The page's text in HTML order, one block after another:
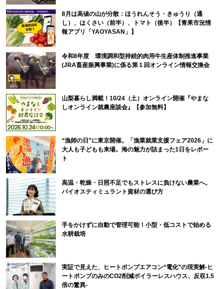
8月は高値の山が分散：ほうれんそう・きゅうり（通
し）、はくさい（前半）、トマト（後半）【青果市況情
報アプリ「YAOYASAN」】
令和8年度 環境調和型持続的肉用牛生産体制推進事業
(JRA畜産振興事業)に係る第１回オンライン情報交換会
山梨暮らし満載！10/24（土）オンライン開催『やまな
しオンライン就農座談会』【参加無料】
“漁師の日”に東京開催。「漁業就業支援フェア2026」に
大人も子どもも来場。海の魅力が詰まった1日をレポー
ト
高温・乾燥・日照不足でもストレスに負けない農業へ。
バイオスティミュラント資材の選び方
手をかけずに自動で管理可能！小型・低コストで始める
水耕栽培
実証で見えた、ヒートポンプエアコン“電化”の現実解-ヒ
ートポンプのみのCO2削減ボイラーレスハウス、反収1.5
倍の驚異-